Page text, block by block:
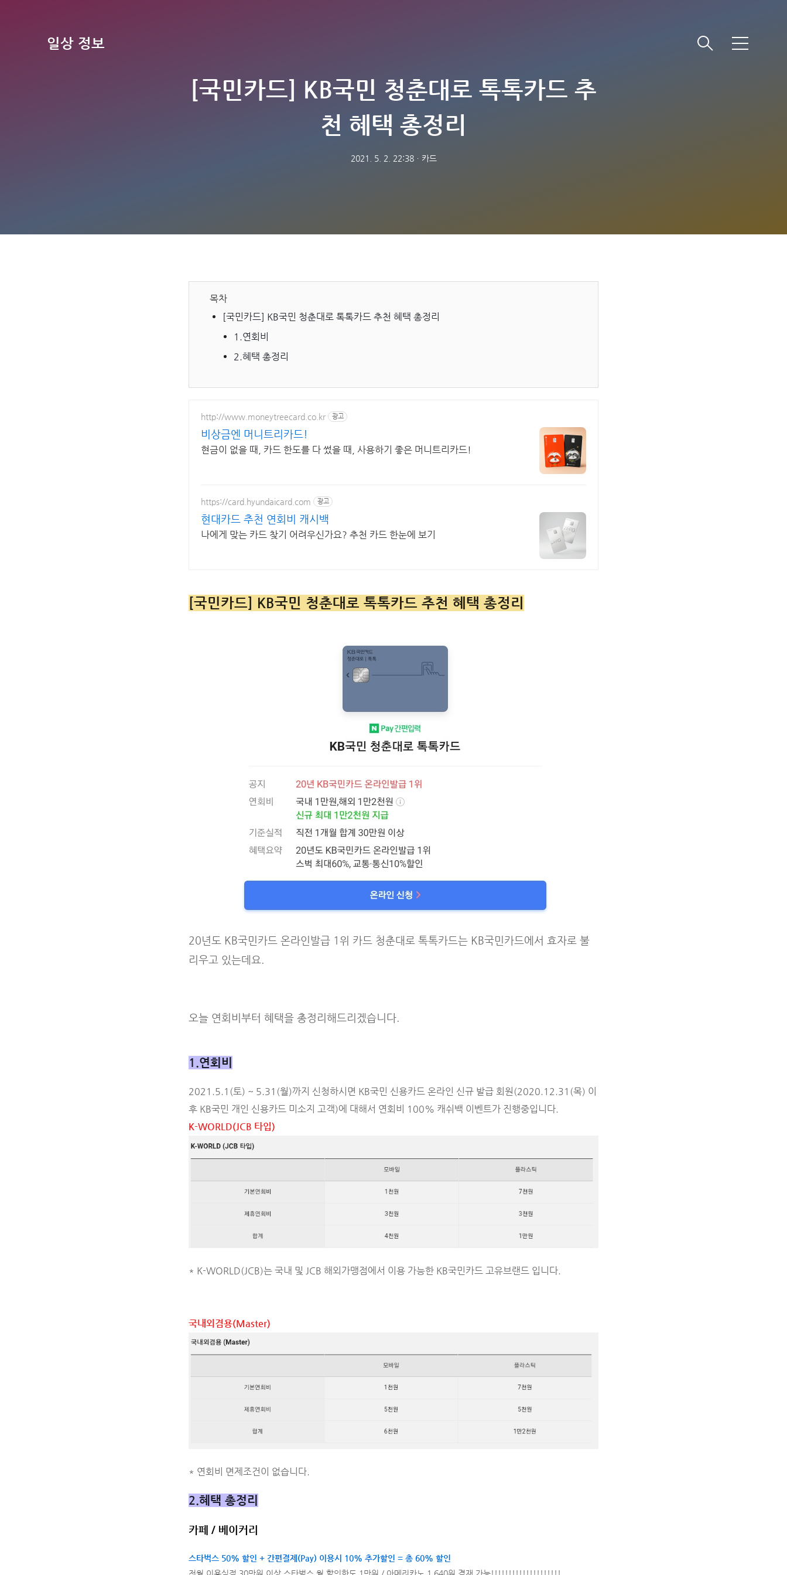
일상 정보
메
[국민카드] KB국민 청춘대로 톡톡카드 추
천 혜택 총정리
2021. 5. 2. 22:38ㆍ 카드
목차
[국민카드] KB국민 청춘대로 톡톡카드 추천 혜택 총정리
1.연회비
2.혜택 총정리
http://www.moneytreecard.co.kr 광고
비상금엔 머니트리카드!
현금이 없을 때, 카드 한도를 다 썼을 때, 사용하기 좋은 머니트리카드!
https://card.hyundaicard.com 광고
현대카드 추천 연회비 캐시백
나에게 맞는 카드 찾기 어려우신가요? 추천 카드 한눈에 보기
[국민카드] KB국민 청춘대로 톡톡카드 추천 혜택 총정리
20년도 KB국민카드 온라인발급 1위 카드 청춘대로 톡톡카드는 KB국민카드에서 효자로 불
리우고 있는데요.
오늘 연회비부터 혜택을 총정리해드리겠습니다.
1.연회비
2021.5.1(토) ~ 5.31(월)까지 신청하시면 KB국민 신용카드 온라인 신규 발급 회원(2020.12.31(목) 이
후 KB국민 개인 신용카드 미소지 고객)에 대해서 연회비 100% 캐쉬백 이벤트가 진행중입니다.
K-WORLD(JCB 타입)
* K-WORLD(JCB)는 국내 및 JCB 해외가맹점에서 이용 가능한 KB국민카드 고유브랜드 입니다.
국내외겸용(Master)
* 연회비 면제조건이 없습니다.
2.혜택 총정리
카페 / 베이커리
스타벅스 50% 할인 + 간편결제(Pay) 이용시 10% 추가할인 = 총 60% 할인
전월 이용실적 30만원 이상 스타벅스 월 할인한도 1만원 / 아메리카노 1,640원 결재 가능!!!!!!!!!!!!!!!!!!!!